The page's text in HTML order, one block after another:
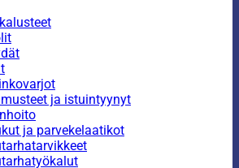
ja istuintyynyt
ja parvekelaatikot